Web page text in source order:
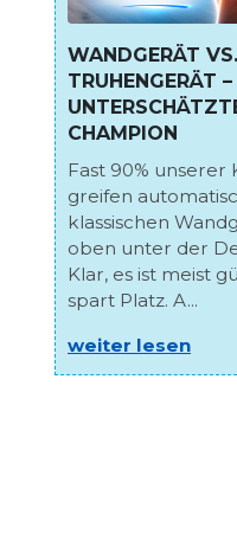
WANDGERÄT VS.
TRUHENGERÄT –
CHAMPION
Fast 90% unserer
greifen
klassischen
oben unter der
Klar, es ist meist
spart Platz. A...
weiter lesen